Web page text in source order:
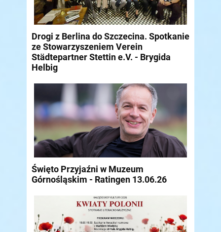
Drogi z Berlina do Szczecina. Spotkanie
ze Stowarzyszeniem Verein
Städtepartner Stettin e.V. - Brygida
Helbig
Święto Przyjaźni w Muzeum
Górnośląskim - Ratingen 13.06.26